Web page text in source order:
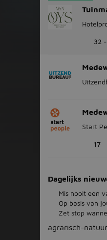
32
Start
17
Dagelijks
Mis nooit een
Op basis van
Zet stop
agrarisch-